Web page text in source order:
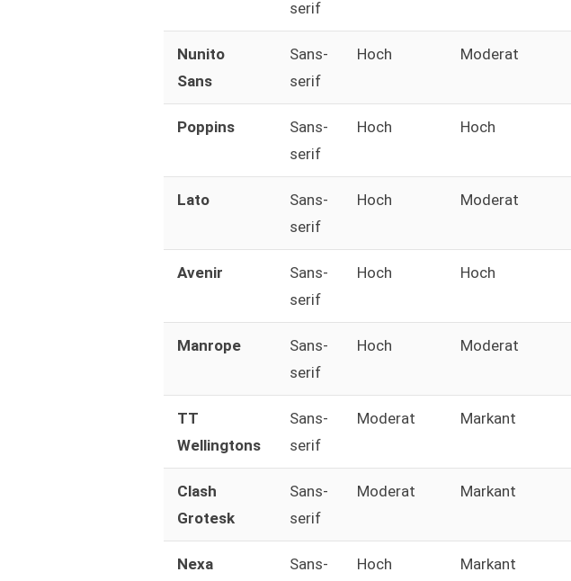
serif
Nunito
Sans
Sans-
serif
Hoch Moderat
Poppins
Sans-
serif
Hoch Hoch
Lato
Sans-
serif
Hoch Moderat
Avenir
Sans-
serif
Hoch Hoch
Manrope
Sans-
serif
Hoch Moderat
TT
Wellingtons
Sans-
serif
Moderat Markant
Clash
Grotesk
Sans-
serif
Moderat Markant
Nexa
Sans-
Hoch Markant